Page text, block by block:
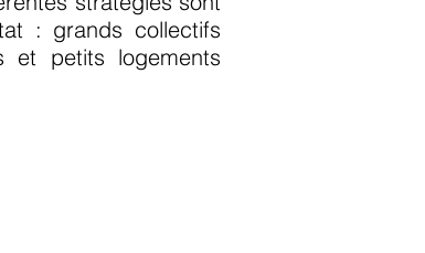
: grands collectifs
et petits logements